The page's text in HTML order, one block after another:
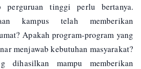
perguruan tinggi perlu bertanya.
kampus telah memberikan
Apakah program-program yang
menjawab kebutuhan masyarakat?
dihasilkan mampu memberikan